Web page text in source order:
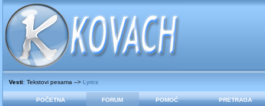
Vesti: Tekstovi pesama --> Lyrics
POČETNA FORUM POMOĆ PRETRAGA